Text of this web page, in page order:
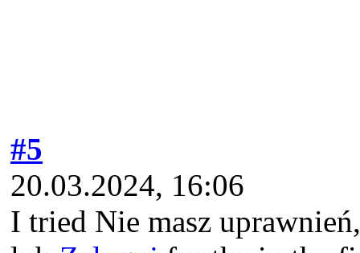
#5
20.03.2024, 16:06
I tried Nie masz